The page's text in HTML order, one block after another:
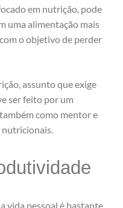
em nutrição, pode
uma alimentação mais
o objetivo de perder
assunto que exige
ser feito por um
como mentor e
nutricionais.
vida pessoal é bastante